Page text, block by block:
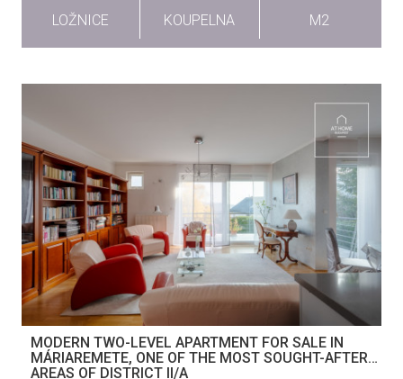
LOŽNICE
KOUPELNA
M2
MODERN TWO-LEVEL APARTMENT FOR SALE IN
MÁRIAREMETE, ONE OF THE MOST SOUGHT-AFTER
AREAS OF DISTRICT II/A